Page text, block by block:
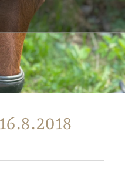
Ratsastajat